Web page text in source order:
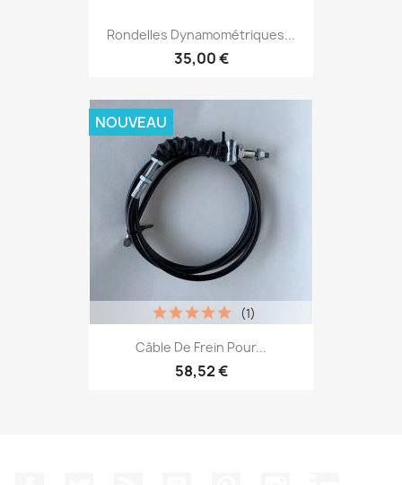
Rondelles Dynamométriques...
35,00 €
Câble De Frein Pour...
58,52 €
(1)
NOUVEAU